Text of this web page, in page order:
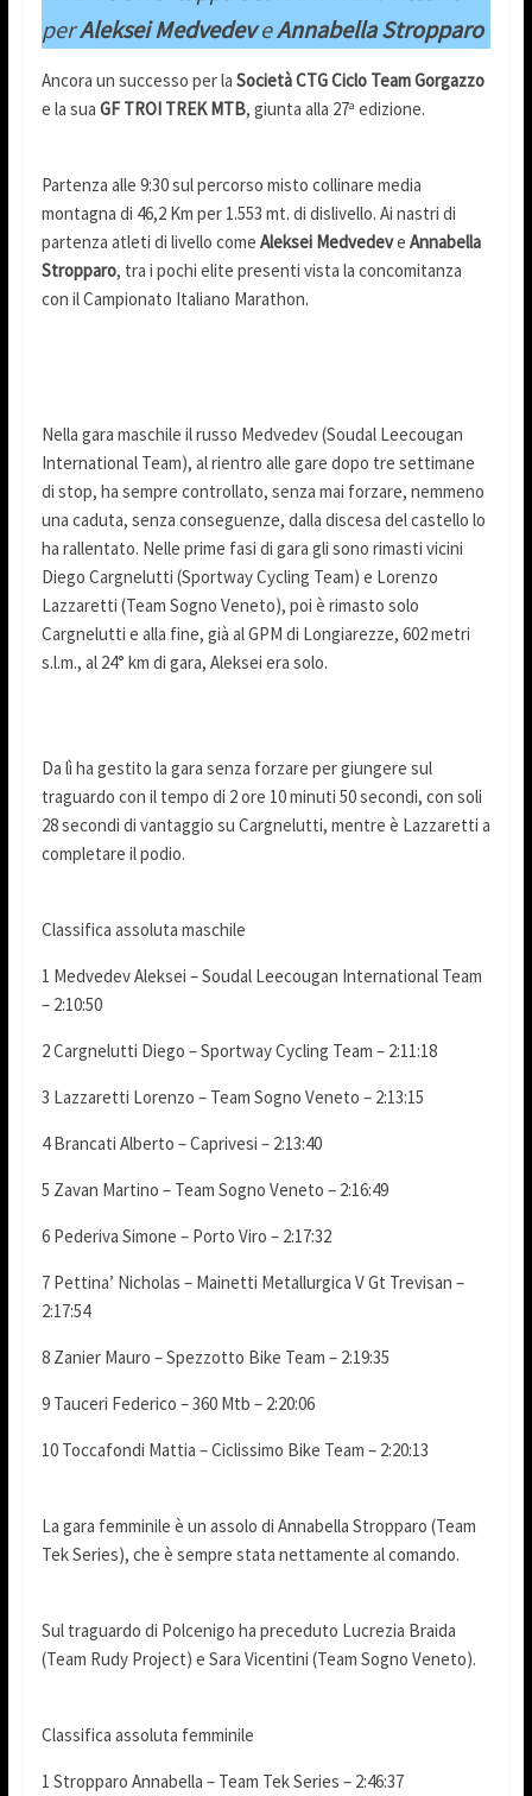
perAlekseiMedvedeveAnnabella Stropparo
Ancora un successo per la Società CTG Ciclo Team Gorgazzo
e la sua GF TROI TREK MTB, giunta alla 27a edizione.
Partenza alle 9:30 sul percorso misto collinare media
montagna di 46,2 Km per 1.553 mt. di dislivello. Ai nastri di
partenza atleti di livello come AlekseiMedvedeve Annabella
Stropparo, tra i pochi elite presenti vista la concomitanza
con il Campionato Italiano Marathon.
Nella gara maschile il russo Medvedev (Soudal Leecougan
International Team), al rientro alle gare dopo tre settimane
di stop, ha sempre controllato, senza mai forzare, nemmeno
una caduta, senza conseguenze, dalla discesa del castello lo
ha rallentato. Nelle prime fasi di gara gli sono rimasti vicini
Diego Cargnelutti (Sportway Cycling Team) e Lorenzo
Lazzaretti (Team Sogno Veneto), poi è rimasto solo
Cargnelutti e alla fine, già al GPM di Longiarezze, 602 metri
s.l.m., al 24° km di gara, Aleksei era solo.
Da lì ha gestito la gara senza forzare per giungere sul
traguardo con il tempo di 2 ore 10 minuti 50 secondi, con soli
28 secondi di vantaggio su Cargnelutti, mentre è Lazzaretti a
completare il podio.
Classifica assoluta maschile
1 Medvedev Aleksei – Soudal Leecougan International Team
– 2:10:50
2 Cargnelutti Diego – Sportway Cycling Team – 2:11:18
3 Lazzaretti Lorenzo – Team Sogno Veneto – 2:13:15
4 Brancati Alberto – Caprivesi – 2:13:40
5 Zavan Martino – Team Sogno Veneto – 2:16:49
6 Pederiva Simone – Porto Viro – 2:17:32
7 Pettina’ Nicholas – Mainetti Metallurgica V Gt Trevisan –
2:17:54
8 Zanier Mauro – Spezzotto Bike Team – 2:19:35
9 Tauceri Federico – 360 Mtb – 2:20:06
10 Toccafondi Mattia – Ciclissimo Bike Team – 2:20:13
La gara femminile è un assolo di Annabella Stropparo (Team
Tek Series), che è sempre stata nettamente al comando.
Sul traguardo di Polcenigo ha preceduto Lucrezia Braida
(Team Rudy Project) e Sara Vicentini (Team Sogno Veneto).
Classifica assoluta femminile
1 Stropparo Annabella – Team Tek Series – 2:46:37